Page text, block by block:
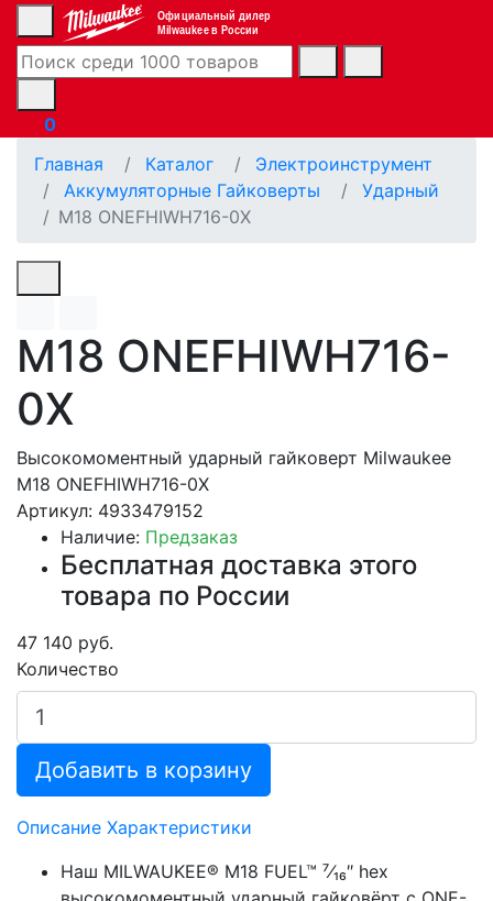
Официальный дилер
Milwaukee в России
0
Главная
Каталог
Электроинструмент
Аккумуляторные Гайковерты
Ударный
M18 ONEFHIWH716-0X
M18 ONEFHIWH716-
0X
Высокомоментный ударный гайковерт Milwaukee
M18 ONEFHIWH716-0X
Артикул: 4933479152
Наличие: Предзаказ
Бесплатная доставка этого
товара по России
47 140 руб.
Количество
Добавить в корзину
Описание Характеристики
Наш MILWAUKEE® M18 FUEL™ ⁷⁄₁₆″ hex